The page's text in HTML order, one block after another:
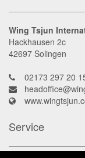
Wing Tsjun
Hackhausen 2c
42697 Solingen
02173 297 20
Service